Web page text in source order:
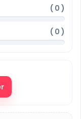
( 0 )
( 0 )